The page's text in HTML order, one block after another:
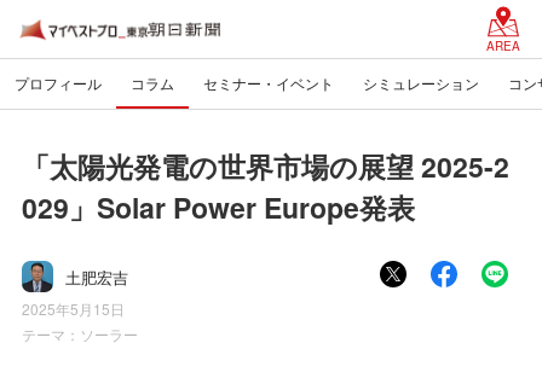
AREA
プロフィール コラム セミナー・イベント シミュレーション コ
「太陽光発電の世界市場の展望 2025-2
029」Solar Power Europe発表
土肥宏吉
2025年5月15日
テーマ： ソーラー